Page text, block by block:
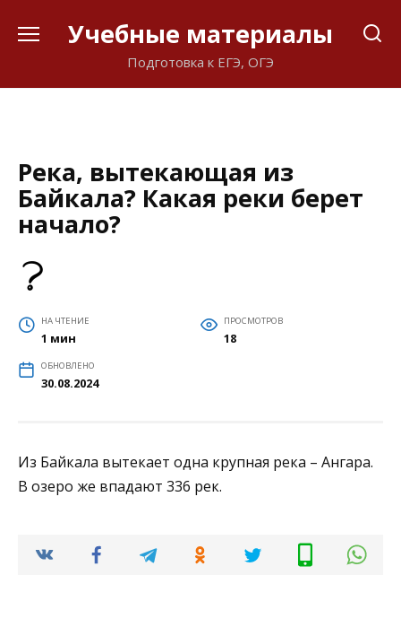
Учебные материалы
Подготовка к ЕГЭ, ОГЭ
Река, вытекающая из
Байкала? Какая реки берет
начало?
НА ЧТЕНИЕ
1 мин
ПРОСМОТРОВ
18
ОБНОВЛЕНО
30.08.2024
Из Байкала вытекает одна крупная река – Ангара.
В озеро же впадают 336 рек.